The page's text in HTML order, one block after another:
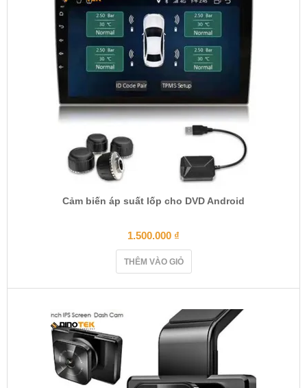
Cảm biến áp suất lốp cho DVD Android
1.500.000 ₫
THÊM VÀO GIỎ